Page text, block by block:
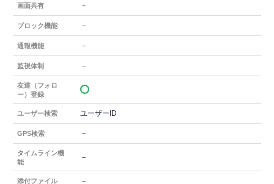
画面共有 －
ブロック機能 －
通報機能 －
監視体制 －
友達（フォロ
ー）登録
ユーザー検索 ユーザーID
GPS検索 －
タイムライン機
能
－
添付ファイル －